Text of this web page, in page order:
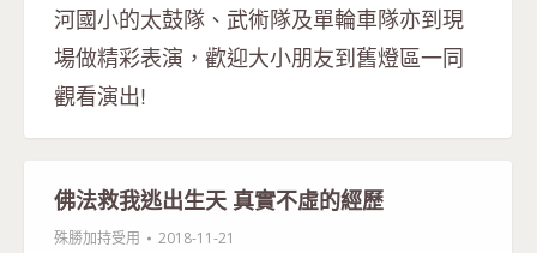
河國小的太鼓隊、武術隊及單輪車隊亦到現
場做精彩表演，歡迎大小朋友到舊燈區一同
觀看演出!
佛法救我逃出生天 真實不虛的經歷
殊勝加持受用 2018-11-21